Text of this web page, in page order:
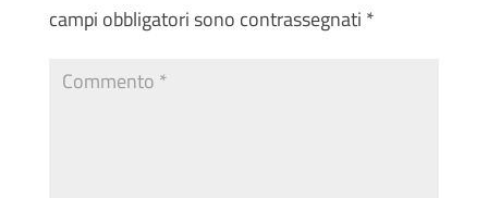
campi obbligatori sono contrassegnati *